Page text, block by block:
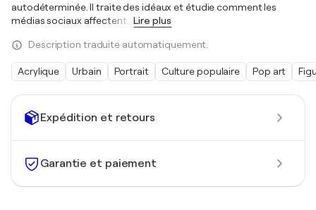
Expédition et retours
Garantie et paiement
autodéterminée. Il traite des idéaux et étudie comment les
médias sociaux affectent… Lire plus
Description traduite automatiquement.
Acrylique Urbain Portrait Culture populaire Pop art